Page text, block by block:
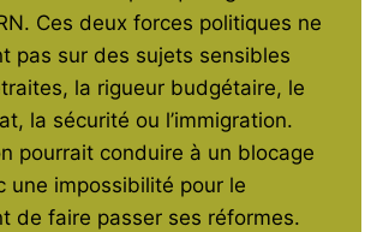
Ces deux forces politiques ne
pas sur des sujets sensibles
la rigueur budgétaire, le
la sécurité ou l’immigration.
pourrait conduire à un blocage
une impossibilité pour le
de faire passer ses réformes.